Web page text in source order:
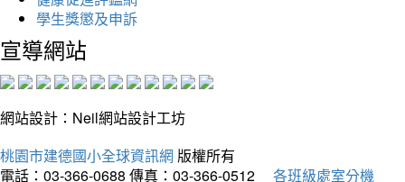
學生獎懲及申訴
宣導網站
網站設計：Neil網站設計工坊
桃園市建德國小全球資訊網 版權所有
電話：03-366-0688 傳真：03-366-0512
各班級處室分機